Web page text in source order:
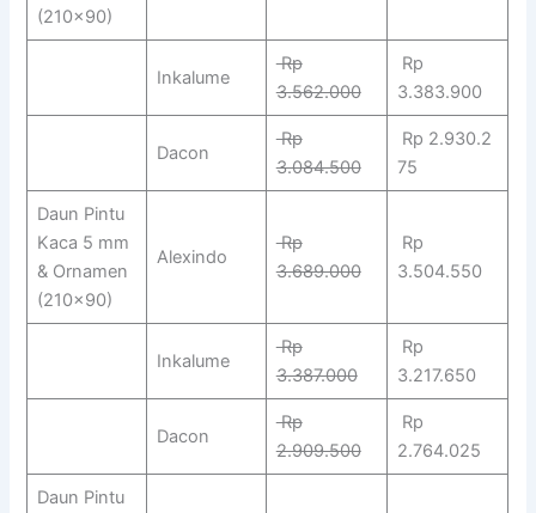
(210×90)
Inkalume
Rp
3.562.000
Rp
3.383.900
Dacon
Rp
3.084.500
Rp 2.930.2
75
Daun Pintu
Kaca 5 mm
& Ornamen
(210×90)
Alexindo
Rp
3.689.000
Rp
3.504.550
Inkalume
Rp
3.387.000
Rp
3.217.650
Dacon
Rp
2.909.500
Rp
2.764.025
Daun Pintu